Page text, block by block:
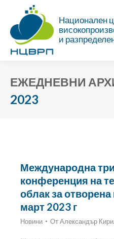
Национален
и
ЕЖЕДНЕВНИ
2023
Международна
конференция на
облак за
март 2023 г
Новини ОтАлександър